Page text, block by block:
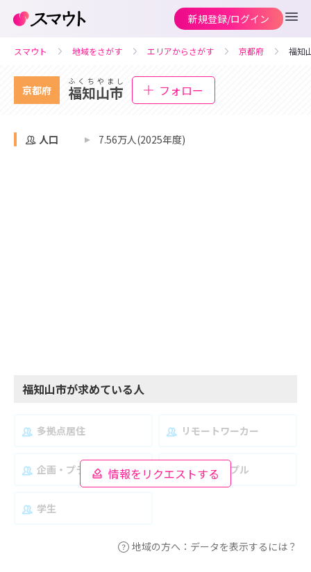
新規登録/ログイン
スマウト 地域をさがす エリアからさがす 京都府 福知
京都府
ふくちやまし
福知山市 フォロー
人口 7.56万人(2025年度)
福知山市が求めている人
情報をリクエストする
多拠点居住 リモートワーカー
企画・プランナー 夫婦・カップル
学生
地域の方へ：データを表示するには？